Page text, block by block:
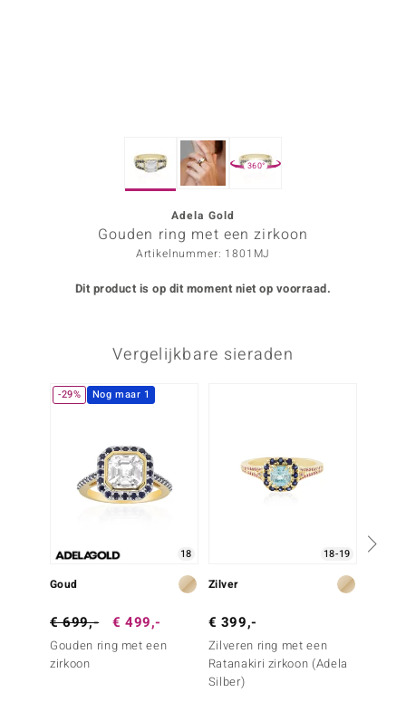
Collection
360°
Adela Gold
Gouden ring met een zirkoon
Artikelnummer: 1801MJ
Dit product is op dit moment niet op voorraad.
Vergelijkbare sieraden
-29% Nog maar 1
18
Goud
€ 699,- € 499,-
Gouden ring met een
zirkoon
18-19
Zilver
€ 399,-
Zilveren ring met een
Ratanakiri zirkoon (Adela
Silber)